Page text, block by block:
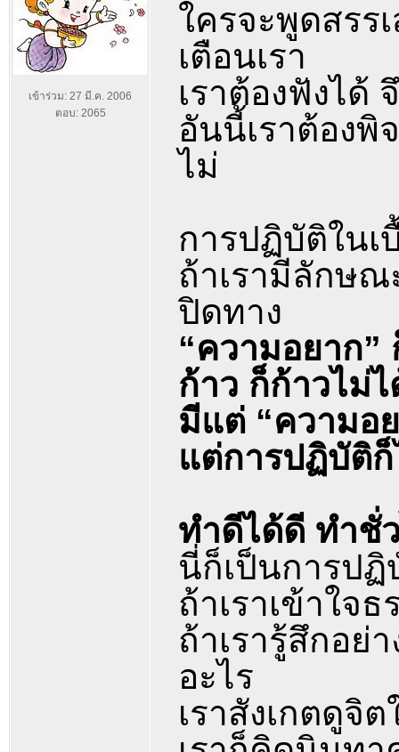
เข้าร่วม: 27 มี.ค. 2006
ตอบ: 2065
ใครจะพูดสรร
เตือนเรา
เราต้องฟังได้
อันนี้เราต้อง
ไม่
การปฏิบัติในเ
ถ้าเรามีลักษณ
ปิดทาง
“ความอยาก”
ก้าว ก็ก้าวไม่
มีแต่ “ความอ
แต่การปฏิบัติ
ทำดีได้ดี ทำชั่
นี่ก็เป็นการปฏิ
ถ้าเราเข้าใจ
ถ้าเรารู้สึกอย่
อะไร
เราสังเกตดูจิ